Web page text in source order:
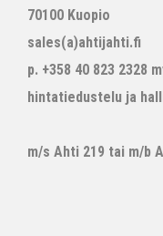
70100 Kuopio
sales(a)ahtijahti.fi
p. +358 40 823 2328
hintatiedustelu ja
m/s Ahti 219 tai m/b